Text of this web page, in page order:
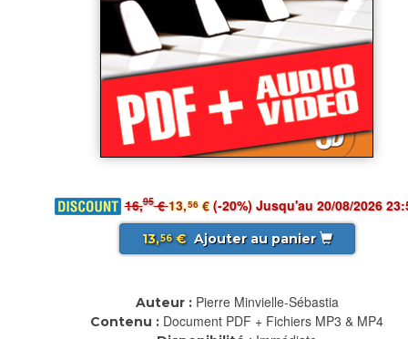
16,95€13,56€(-20%) Jusqu'au 20/08/2026
13,56€ Ajouter au panier
Auteur : Pierre Minvielle-Sébastia
Contenu : Document PDF + Fichiers MP3 & MP4